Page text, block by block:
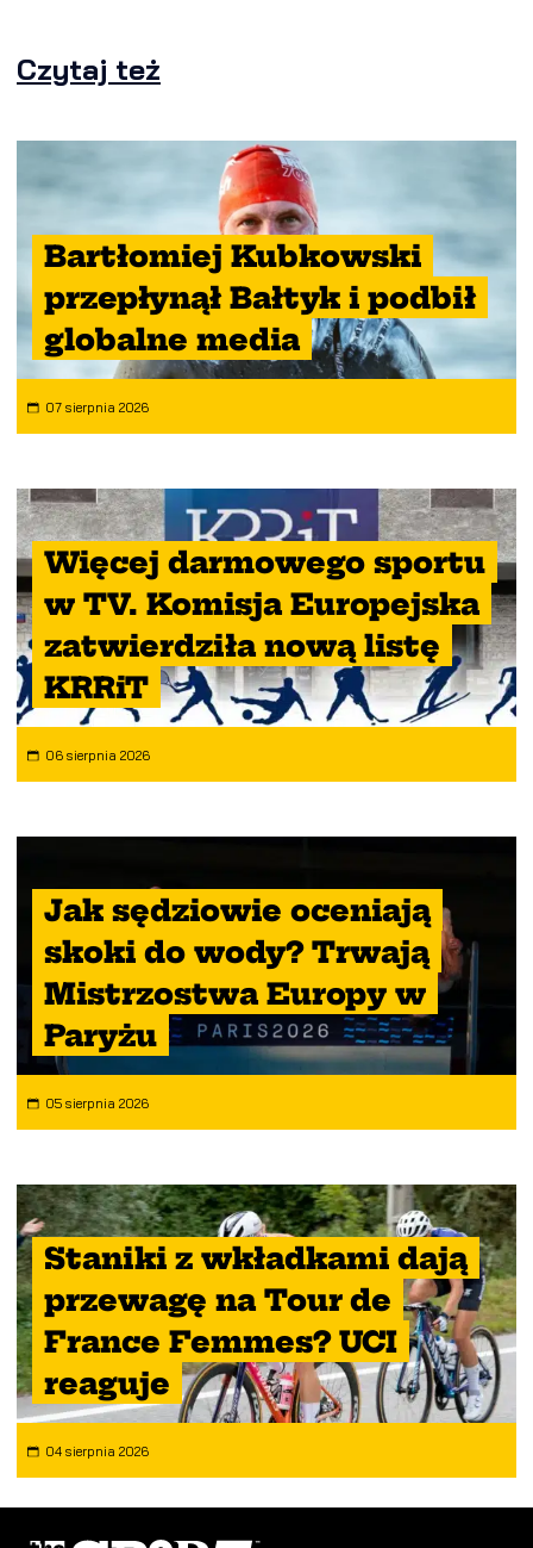
Czytaj też
Bartłomiej Kubkowski
przepłynął Bałtyk i podbił
globalne media
07 sierpnia 2026
Więcej darmowego sportu
w TV. Komisja Europejska
zatwierdziła nową listę
KRRiT
06 sierpnia 2026
Jak sędziowie oceniają
skoki do wody? Trwają
Mistrzostwa Europy w
Paryżu
05 sierpnia 2026
Staniki z wkładkami dają
przewagę na Tour de
France Femmes? UCI
reaguje
04 sierpnia 2026